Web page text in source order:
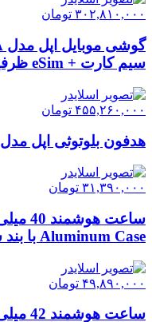
۳۰۲,۸۱۰,۰۰۰ تومان
سیم کارت + eSim ظرفیت 512 گیگابایت ...
۴۵۵,۲۶۰,۰۰۰ تومان
هدفون بلوتوثی اپل مدل AirPods Pro 2nd Generation
۳۱,۳۹۰,۰۰۰ تومان
Aluminum Case با بند سیلیکونی
۴۹,۸۹۰,۰۰۰ تومان